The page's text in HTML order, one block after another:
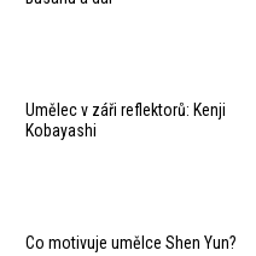
Umělec v záři reflektorů: Kenji
Kobayashi
Co motivuje umělce Shen Yun?